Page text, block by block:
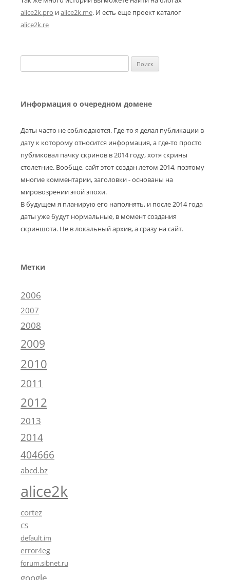
alice2k.pro иalice2k.me. И есть еще проект каталог
alice2k.re
Информация о очередном домене
Даты часто не соблюдаются. Где-то я делал публикации в
дату к которому относится информация, а где-то просто
публиковал пачку скринов в 2014 году, хотя скрины
столетние. Вообще, сайт этот создан летом 2014, поэтому
многие комментарии, заголовки - основаны на
мировозрении этой эпохи.
В будущем я планирую его наполнять, и после 2014 года
даты уже будут нормальные, в момент создания
скриншота. Не в локальный архив, а сразу на сайт.
Метки
2006
2007
2008
2009
2010
2011
2012
2013
2014
404666
abcd.bz
alice2k
cortez
CS
default.im
error4eg
forum.sibnet.ru
google